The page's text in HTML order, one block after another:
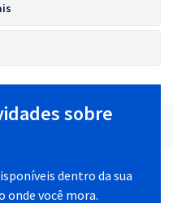
sobre
dentro da sua
onde você mora.